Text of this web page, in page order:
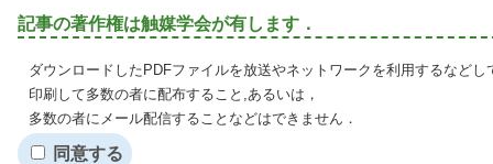
記事の著作権は触媒学会が有します．
ダウンロードしたPDFファイルを放送やネットワークを利用するなど
印刷して多数の者に配布すること,あるいは，
多数の者にメール配信することなどはできません．
同意する